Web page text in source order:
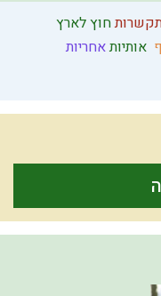
חוץ לארץ
אותיותאחריות